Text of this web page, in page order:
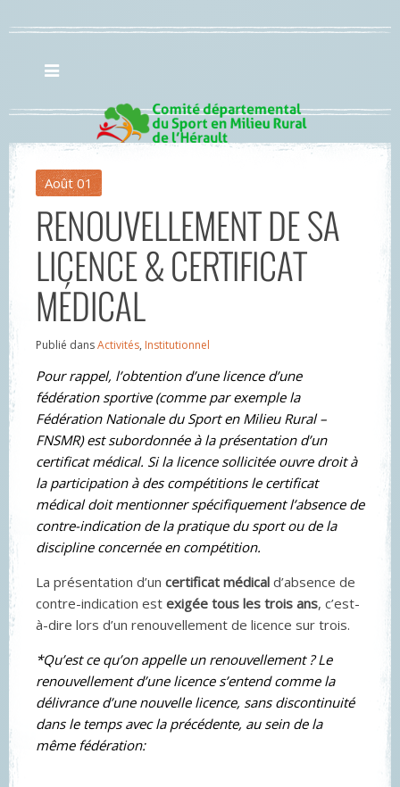
Août 01
RENOUVELLEMENT DE SA
LICENCE & CERTIFICAT
MÉDICAL
Publié dansActivités, Institutionnel
Pour rappel, l’obtention d’une licence d’une
fédération sportive (comme par exemple la
Fédération Nationale du Sport en Milieu Rural –
FNSMR) est subordonnée à la présentation d’un
certificat médical. Si la licence sollicitée ouvre droit à
la participation à des compétitions le certificat
médical doit mentionner spécifiquement l’absence de
contre-indication de la pratique du sport ou de la
discipline concernée en compétition.
La présentation d’un certificat médical d’absence de
contre-indication est exigée tous les trois ans, c’est-
à-dire lors d’un renouvellement de licence sur trois.
*Qu’est ce qu’on appelle un renouvellement ? Le
renouvellement d’une licence s’entend comme la
délivrance d’une nouvelle licence, sans discontinuité
dans le temps avec la précédente, au sein de la
même fédération: